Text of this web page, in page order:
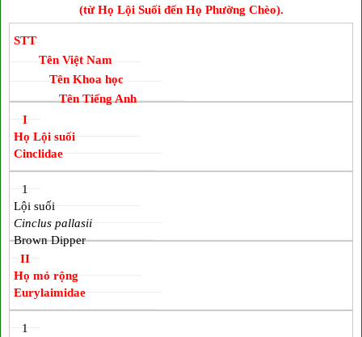
(từ Họ Lội Suối đến Họ Phường Chèo).
STT
Tên Việt Nam
Tên Khoa học
Tên Tiếng Anh
I
Họ Lội suối
Cinclidae
1
Lội suối
Cinclus pallasii
Brown Dipper
II
Họ mỏ rộng
Eurylaimidae
1